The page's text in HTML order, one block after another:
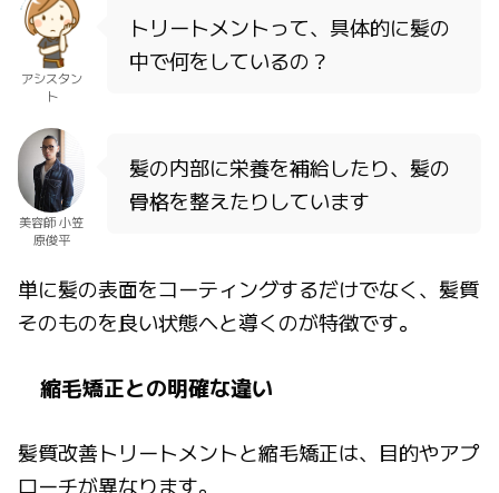
アシスタン
ト
トリートメントって、具体的に髪の
中で何をしているの？
美容師 小笠
原俊平
髪の内部に栄養を補給したり、髪の
骨格を整えたりしています
単に髪の表面をコーティングするだけでなく、髪質
そのものを良い状態へと導くのが特徴です。
縮毛矯正との明確な違い
髪質改善トリートメントと縮毛矯正は、目的やアプ
ローチが異なります。